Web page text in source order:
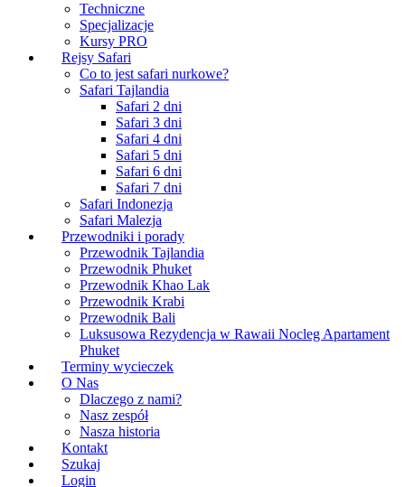
Techniczne
Specjalizacje
Kursy PRO
Rejsy Safari
Co to jest safari nurkowe?
Safari Tajlandia
Safari 2 dni
Safari 3 dni
Safari 4 dni
Safari 5 dni
Safari 6 dni
Safari 7 dni
Safari Indonezja
Safari Malezja
Przewodniki i porady
Przewodnik Tajlandia
Przewodnik Phuket
Przewodnik Khao Lak
Przewodnik Krabi
Przewodnik Bali
Luksusowa Rezydencja w Rawaii Nocleg Apartament
Phuket
Terminy wycieczek
O Nas
Dlaczego z nami?
Nasz zespół
Nasza historia
Kontakt
Szukaj
Login